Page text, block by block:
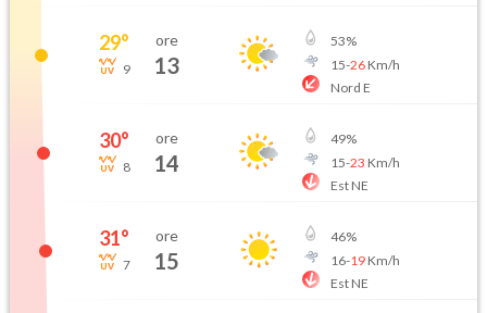
29°
9
ore
13
53%
15-26Km/h
Nord E
30°
8
ore
14
49%
15-23 Km/h
Est NE
31°
7
ore
15
46%
16-19Km/h
Est NE